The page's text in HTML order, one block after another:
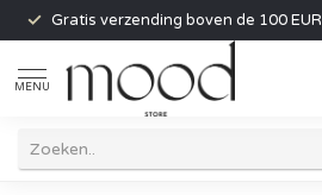
Gratis verzending boven de 100 EUR
MENU